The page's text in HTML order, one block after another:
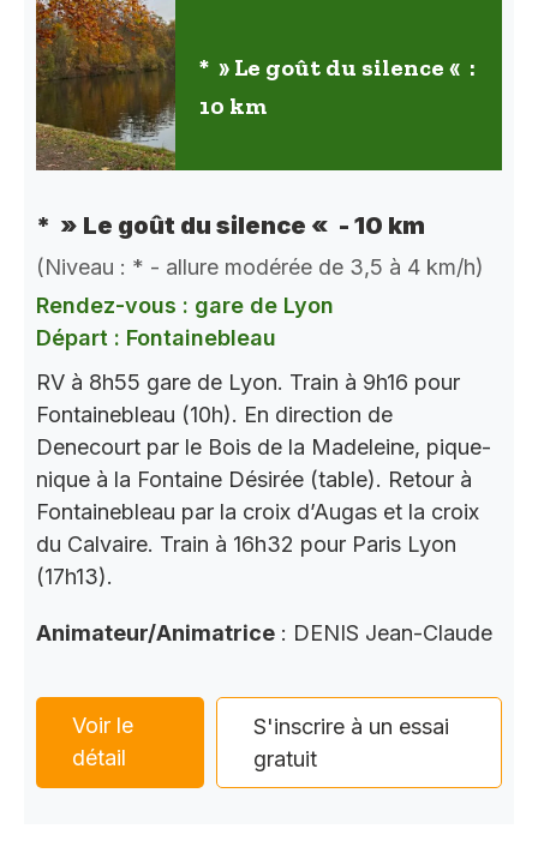
* » Le goût du silence « :
10 km
* » Le goût du silence « - 10 km
(Niveau : * - allure modérée de 3,5 à 4 km/h)
Rendez-vous : gare de Lyon
Départ : Fontainebleau
RV à 8h55 gare de Lyon. Train à 9h16 pour
Fontainebleau (10h). En direction de
Denecourt par le Bois de la Madeleine, pique-
nique à la Fontaine Désirée (table). Retour à
Fontainebleau par la croix d’Augas et la croix
du Calvaire. Train à 16h32 pour Paris Lyon
(17h13).
Animateur/Animatrice : DENIS Jean-Claude
Voir le
détail
S'inscrire à un essai
gratuit